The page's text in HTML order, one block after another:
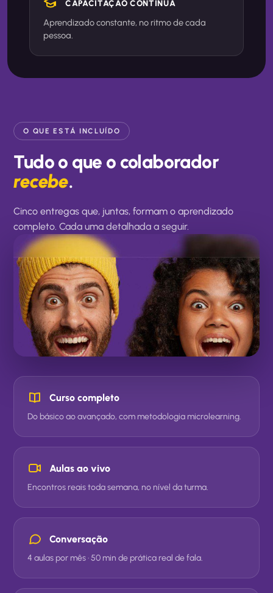
CAPACITAÇÃO CONTÍNUA
Aprendizado constante, no ritmo de cada
pessoa.
O QUE ESTÁ INCLUÍDO
Tudo o que o colaborador
recebe.
Cinco entregas que, juntas, formam o aprendizado
completo. Cada uma detalhada a seguir.
Curso completo
Do básico ao avançado, com metodologia microlearning.
Aulas ao vivo
Encontros reais toda semana, no nível da turma.
Conversação
4 aulas por mês · 50 min de prática real de fala.